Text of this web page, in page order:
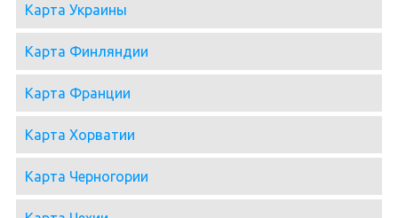
Карта Украины
Карта Финляндии
Карта Франции
Карта Хорватии
Карта Черногории